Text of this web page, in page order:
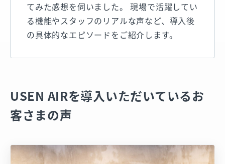
てみた感想を伺いました。 現場で活躍してい
る機能やスタッフのリアルな声など、導入後
の具体的なエピソードをご紹介します。
USEN AIRを導入いただいているお
客さまの声